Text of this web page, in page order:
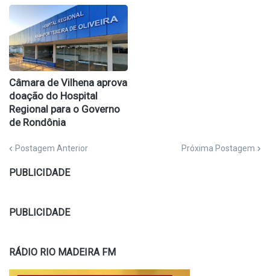
Câmara de Vilhena aprova
doação do Hospital
Regional para o Governo
de Rondônia
Postagem Anterior Próxima Postagem
PUBLICIDADE
PUBLICIDADE
RÁDIO RIO MADEIRA FM